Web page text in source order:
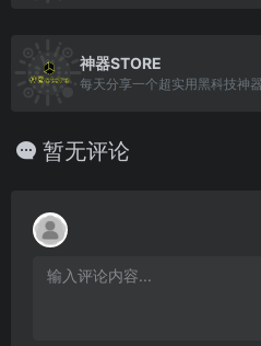
神器STORE
每天分享一个超实用黑科技神器
暂无评论